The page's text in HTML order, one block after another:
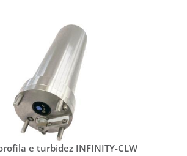
e turbidez INFINITY-CLW